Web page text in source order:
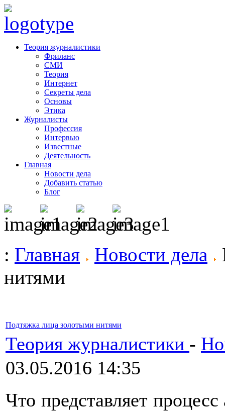
Теория журналистики
Фриланс
СМИ
Теория
Интернет
Секреты дела
Основы
Этика
Журналисты
Профессия
Интервью
Известные
Деятельность
Главная
Новости дела
Добавить статью
Блог
: Главная Новости дела
нитями
Подтяжка лица золотыми нитями
Теория журналистики -
03.05.2016 14:35
Что представляет